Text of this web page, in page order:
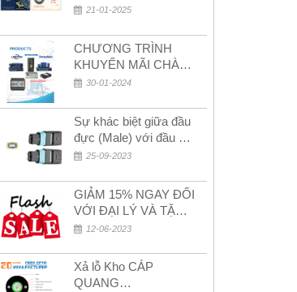
– Xuân Bính Ngọ!
21-01-2025
CHƯƠNG TRÌNH
KHUYẾN MÃI CHÀO
MỪNG NĂM MỚI
30-01-2024
Sự khác biệt giữa đầu
đực (Male) với đầu cái
(Female) trong bộ đầu
25-09-2023
GIẢM 15% NGAY ĐỐI
VỚI ĐẠI LÝ VÀ TẶNG
QUÀ KHÁCH HÀNG
12-06-2023
Xả lỗ Kho CÁP
QUANG